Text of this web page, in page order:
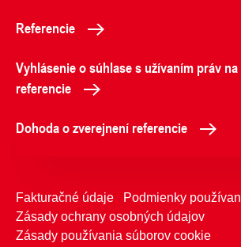
Referencie
Vyhlásenie o súhlase s užívaním práv
referencie
Dohoda o zverejnení referencie
Fakturačné údaje
Podmienky
Zásady ochrany osobných údajov
Zásady používania súborov cookie